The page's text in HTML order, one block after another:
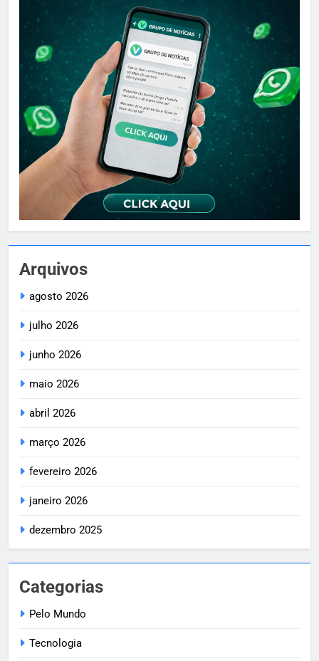
Arquivos
agosto 2026
julho 2026
junho 2026
maio 2026
abril 2026
março 2026
fevereiro 2026
janeiro 2026
dezembro 2025
Categorias
Pelo Mundo
Tecnologia